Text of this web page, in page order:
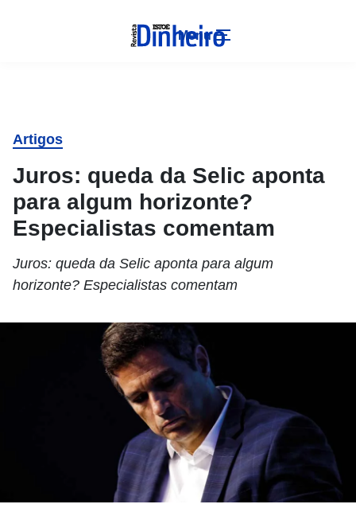
Menu
Artigos
Juros: queda da Selic aponta
para algum horizonte?
Especialistas comentam
Juros: queda da Selic aponta para algum
horizonte? Especialistas comentam